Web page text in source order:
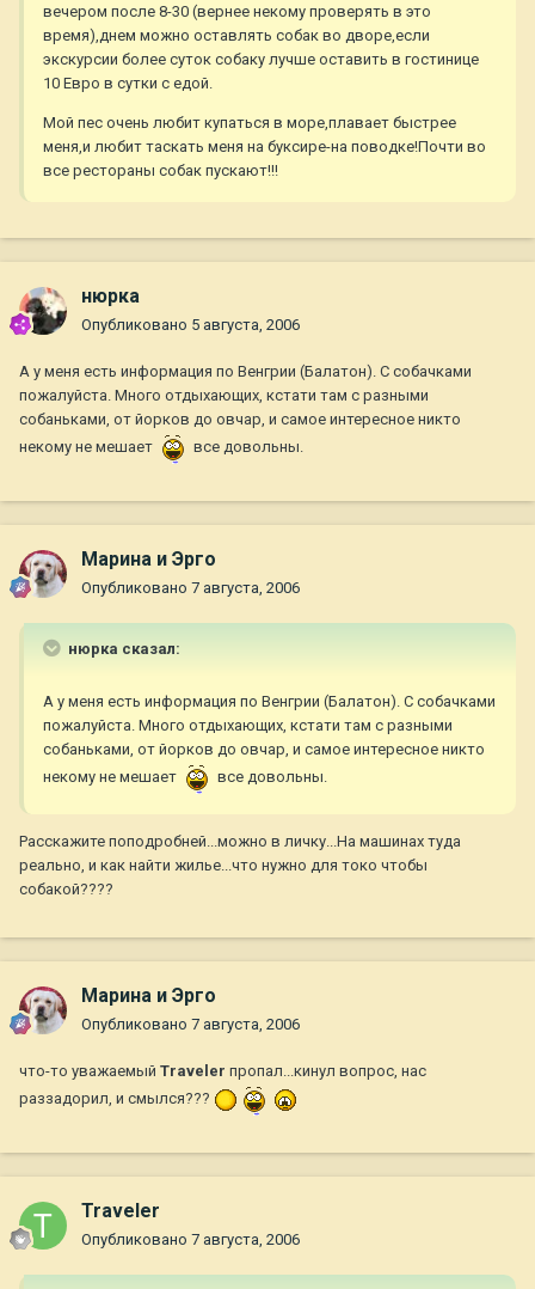
вечером после 8-30 (вернее некому проверять в это
время),днем можно оставлять собак во дворе,если
экскурсии более суток собаку лучше оставить в гостинице
10 Евро в сутки с едой.
Мой пес очень любит купаться в море,плавает быстрее
меня,и любит таскать меня на буксире-на поводке!Почти во
все рестораны собак пускают!!!
нюрка
Опубликовано 5 августа, 2006
А у меня есть информация по Венгрии (Балатон). С собачками
пожалуйста. Много отдыхающих, кстати там с разными
собаньками, от йорков до овчар, и самое интересное никто
некому не мешает
все довольны.
Марина и Эрго
Опубликовано 7 августа, 2006
нюрка сказал:
А у меня есть информация по Венгрии (Балатон). С собачками
пожалуйста. Много отдыхающих, кстати там с разными
собаньками, от йорков до овчар, и самое интересное никто
некому не мешает
все довольны.
Расскажите поподробней...можно в личку...На машинах туда
реально, и как найти жилье...что нужно для токо чтобы
собакой????
Марина и Эрго
Опубликовано 7 августа, 2006
что-то уважаемый Traveler пропал...кинул вопрос, нас
раззадорил, и смылся???
Traveler
Опубликовано 7 августа, 2006